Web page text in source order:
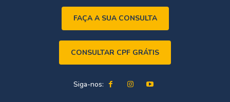
FAÇA A SUA CONSULTA
CONSULTAR CPF GRÁTIS
Siga-nos: